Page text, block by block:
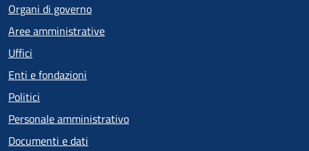
Organi di governo
Aree amministrative
Uffici
Enti e fondazioni
Politici
Personale amministrativo
Documenti e dati